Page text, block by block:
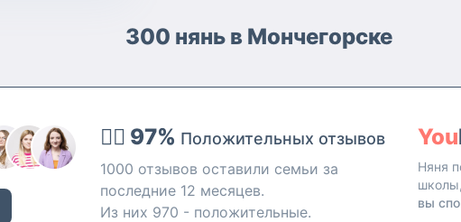
300 нянь в Мончегорске
👍🏻 97% Положительных отзывов
1000 отзывов оставили семьи за
последние 12 месяцев.
Из них 970 - положительные.
You
Няня
вы